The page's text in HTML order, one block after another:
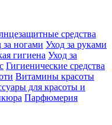
средства
за ногами Уход за руками
гигиена Уход за
Гигиенические средства
Витамины красоты
для красоты и
Парфюмерия